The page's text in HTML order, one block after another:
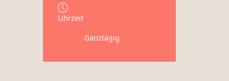
Uhrzeit
Ganztägig